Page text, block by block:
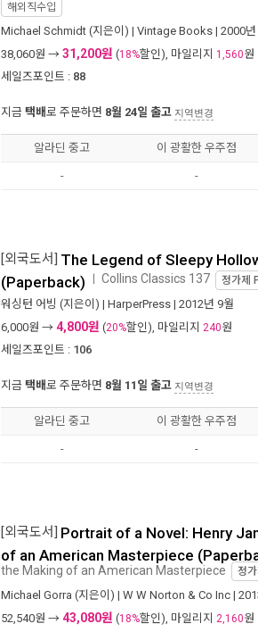
해외직수입
Michael Schmidt (지은이) | Vintage Books | 2000년
38,060원 → 31,200원 (18%할인), 마일리지 1,560원
세일즈포인트 : 88
지금 택배로 주문하면 8월 24일 출고 지역변경
알라딘 중고 이 광활한 우주점
- -
[외국도서] The Legend of Sleepy
(Paperback) Collins Classics 137 정가제
워싱턴 어빙 (지은이) | HarperPress | 2012년 9월
6,000원 → 4,800원 (20%할인), 마일리지 240원
세일즈포인트 : 106
지금 택배로 주문하면 8월 11일 출고 지역변경
알라딘 중고 이 광활한 우주점
- -
[외국도서] Portrait of a Novel: Henry
of an American Masterpiece
the Making of an American Masterpiece 정가
Michael Gorra (지은이) | W W Norton & Co Inc |
52,540원 → 43,080원 (18%할인), 마일리지 2,160원